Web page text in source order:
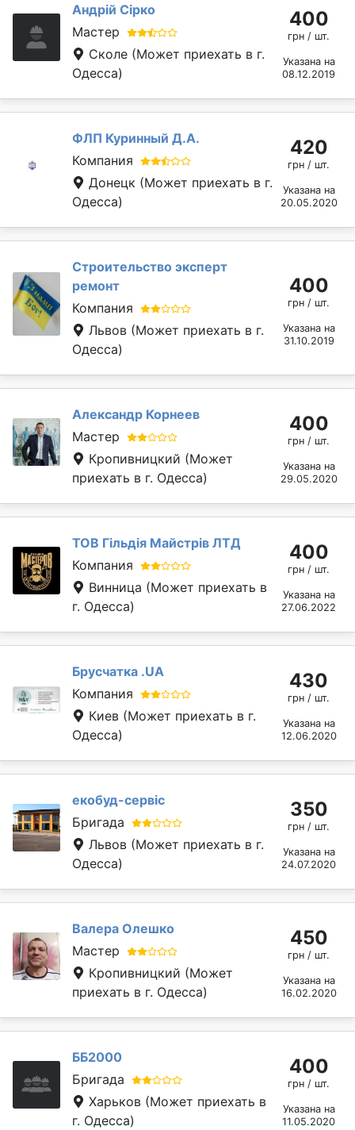
Андрій Сірко
Мастер
Сколе (Может приехать в г.
Одесса)
400
грн / шт.
Указана на
08.12.2019
ФЛП Куринный Д.А.
Компания
Донецк (Может приехать в г.
Одесса)
420
грн / шт.
Указана на
20.05.2020
Строительство эксперт
ремонт
Компания
Львов (Может приехать в г.
Одесса)
400
грн / шт.
Указана на
31.10.2019
Александр Корнеев
Мастер
Кропивницкий (Может
приехать в г. Одесса)
400
грн / шт.
Указана на
29.05.2020
ТОВ Гільдія Майстрів ЛТД
Компания
Винница (Может приехать в
г. Одесса)
400
грн / шт.
Указана на
27.06.2022
Брусчатка .UA
Компания
Киев (Может приехать в г.
Одесса)
430
грн / шт.
Указана на
12.06.2020
екобуд-сервіс
Бригада
Львов (Может приехать в г.
Одесса)
350
грн / шт.
Указана на
24.07.2020
Валера Олешко
Мастер
Кропивницкий (Может
приехать в г. Одесса)
450
грн / шт.
Указана на
16.02.2020
ББ2000
Бригада
Харьков (Может приехать в
г. Одесса)
400
грн / шт.
Указана на
11.05.2020